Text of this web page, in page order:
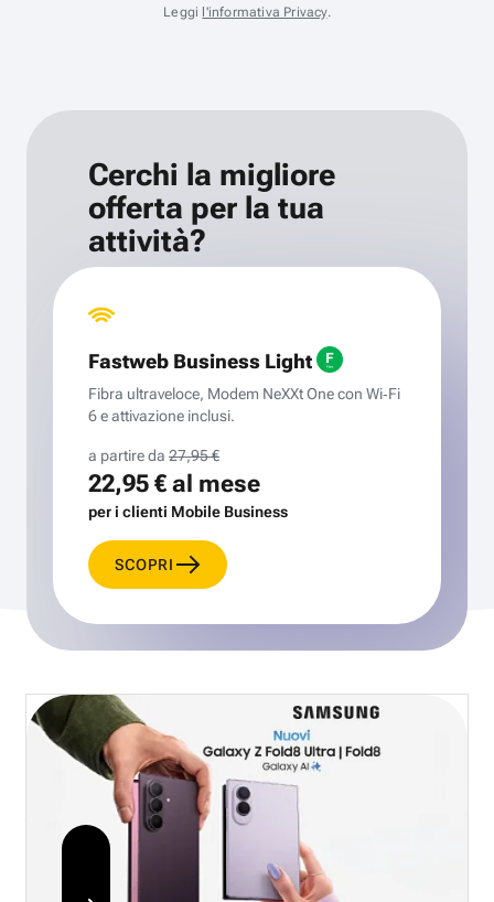
Leggi l'informativa Privacy.
Cerchi la migliore
offerta per la tua
attività?
Fastweb Business Light
Fibra ultraveloce, Modem NeXXt One con Wi‑Fi
6 e attivazione inclusi.
a partire da 27,95 €
22,95 €al mese
per i clienti Mobile Business
SCOPRI